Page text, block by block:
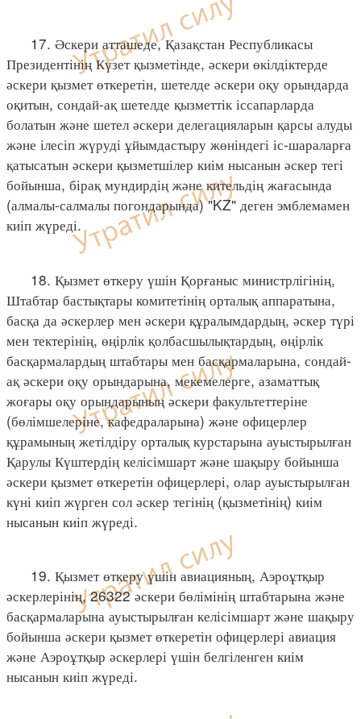
17. Әскери атташеде, Қазақстан Республикасы
Президентінің Күзет қызметінде, әскери өкілдіктерде
әскери қызмет өткеретін, шетелде әскери оқу орындарда
оқитын, сондай-ақ шетелде қызметтік іссапарларда
болатын және шетел әскери делегацияларын қарсы алуды
және ілесіп жүруді ұйымдастыру жөніндегі іс-шараларға
қатысатын әскери қызметшілер киім нысанын әскер тегі
бойынша, бірақ мундирдің және кительдің жағасында
(алмалы-салмалы погондарында) "KZ" деген эмблемамен
киіп жүреді.
18. Қызмет өткеру үшін Қорғаныс министрлігінің,
Штабтар бастықтары комитетінің орталық аппаратына,
басқа да әскерлер мен әскери құралымдардың, әскер түрі
мен тектерінің, өңірлік қолбасшылықтардың, өңірлік
басқармалардың штабтары мен басқармаларына, сондай-
ақ әскери оқу орындарына, мекемелерге, азаматтық
жоғары оқу орындарының әскери факультеттеріне
(бөлімшелеріне, кафедраларына) және офицерлер
құрамының жетілдіру орталық курстарына ауыстырылған
Қарулы Күштердің келісімшарт және шақыру бойынша
әскери қызмет өткеретін офицерлері, олар ауыстырылған
күні киіп жүрген сол әскер тегінің (қызметінің) киім
нысанын киіп жүреді.
19. Қызмет өткеру үшін авиацияның, Аэроұтқыр
әскерлерінің, 26322 әскери бөлімінің штабтарына және
басқармаларына ауыстырылған келісімшарт және шақыру
бойынша әскери қызмет өткеретін офицерлері авиация
және Аэроұтқыр әскерлері үшін белгіленген киім
нысанын киіп жүреді.